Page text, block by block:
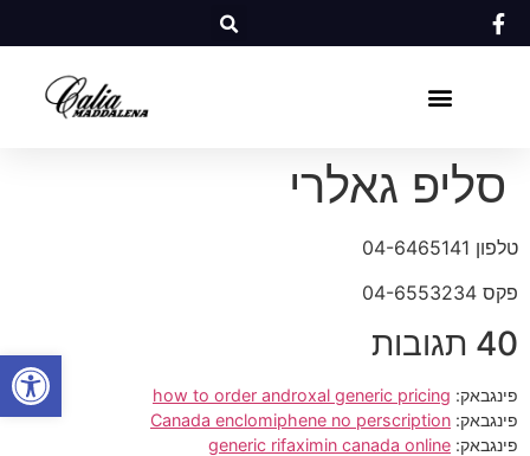
פתח
סליפ גאלרי
טלפון 04-6465141
פקס 04-6553234
40 תגובות
פינגבאק: how to order androxal generic pricing
פינגבאק: Canada enclomiphene no perscription
פינגבאק: generic rifaximin canada online